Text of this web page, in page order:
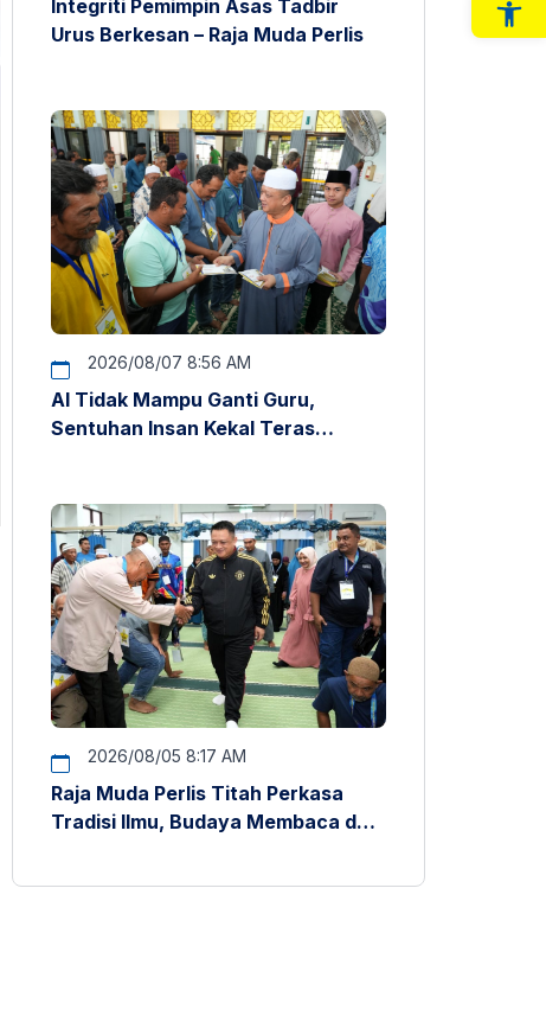
Integriti Pemimpin Asas Tadbir
Urus Berkesan – Raja Muda Perlis
2026/08/07 8:56 AM
AI Tidak Mampu Ganti Guru,
Sentuhan Insan Kekal Teras
2026/08/05 8:17 AM
Raja Muda Perlis Titah Perkasa
Tradisi Ilmu, Budaya Membaca dan